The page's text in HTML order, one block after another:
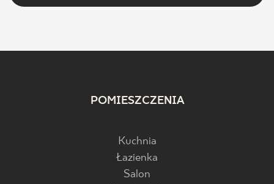
POMIESZCZENIA
Kuchnia
Łazienka
Salon